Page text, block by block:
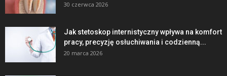
30 czerwca 2026
Jak stetoskop internistyczny wpływa na komfort
pracy, precyzję osłuchiwania i codzienną...
20 marca 2026